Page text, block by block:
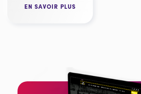
EN SAVOIR PLUS